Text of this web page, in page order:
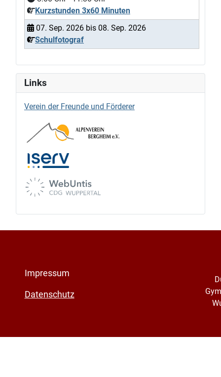
Kurzstunden 3x60 Minuten
07. Sep. 2026 bis 08. Sep. 2026
Schulfotograf
Links
Verein der Freunde und Förderer
Impressum
Datenschutz